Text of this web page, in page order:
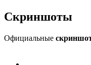
Скриншоты
Официальные